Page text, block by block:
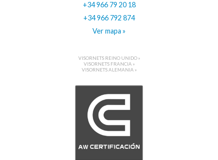
+34 966 79 20 18
+34 966 792 874
Ver mapa »
VISORNETS REINO UNIDO »
VISORNETS FRANCIA »
VISORNETS ALEMANIA »